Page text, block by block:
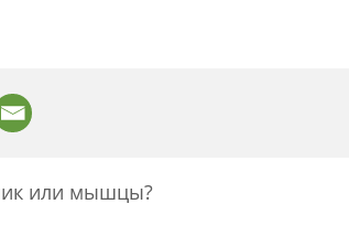
или мышцы?